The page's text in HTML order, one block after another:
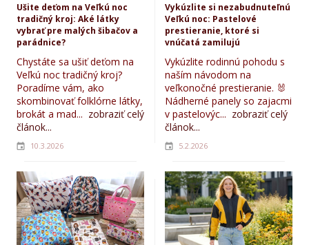
Ušite deťom na Veľkú noc
tradičný kroj: Aké látky
vybrať pre malých šibačov a
parádnice?
Chystáte sa ušiť deťom na
Veľkú noc tradičný kroj?
Poradíme vám, ako
skombinovať folklórne látky,
brokát a mad... zobraziť celý
článok...
10.3.2026
Vykúzlite si nezabudnuteľnú
Veľkú noc: Pastelové
prestieranie, ktoré si
vnúčatá zamilujú
Vykúzlite rodinnú pohodu s
naším návodom na
veľkonočné prestieranie. 🐰
Nádherné panely so zajacmi
v pastelovýc... zobraziť celý
článok...
5.2.2026